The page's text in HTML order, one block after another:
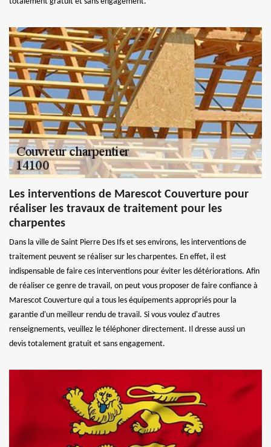
Les interventions de Marescot Couverture pour
réaliser les travaux de traitement pour les
charpentes
Dans la ville de Saint Pierre Des Ifs et ses environs, les interventions de
traitement peuvent se réaliser sur les charpentes. En effet, il est
indispensable de faire ces interventions pour éviter les détériorations. Afin
de réaliser ce genre de travail, on peut vous proposer de faire confiance à
Marescot Couverture qui a tous les équipements appropriés pour la
garantie d'un meilleur rendu de travail. Si vous voulez d'autres
renseignements, veuillez le téléphoner directement. Il dresse aussi un
devis totalement gratuit et sans engagement.